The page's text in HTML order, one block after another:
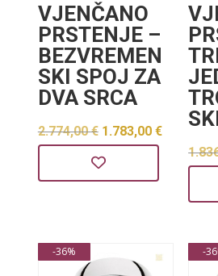
VJENČANO
PRSTENJE –
BEZVREMEN
SKI SPOJ ZA
DVA SRCA
2.774,00€ Izvorna
cijena
bila
1.783,00 €
cijena
-36% -